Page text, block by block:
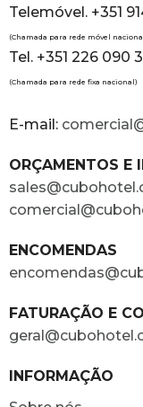
Telemóvel. +351
(Chamada para rede móvel
Tel. +351 226 090
(Chamada para rede fixa nacional)
E-mail:
ORÇAMENTOS E
ENCOMENDAS
FATURAÇÃO E
INFORMAÇÃO